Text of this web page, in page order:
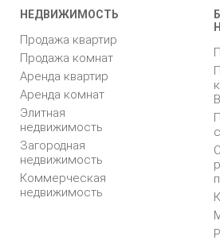
НЕДВИЖИМОСТЬ
Продажа квартир
Продажа комнат
Аренда квартир
Аренда комнат
Элитная
недвижимость
Загородная
недвижимость
Коммерческая
недвижимость